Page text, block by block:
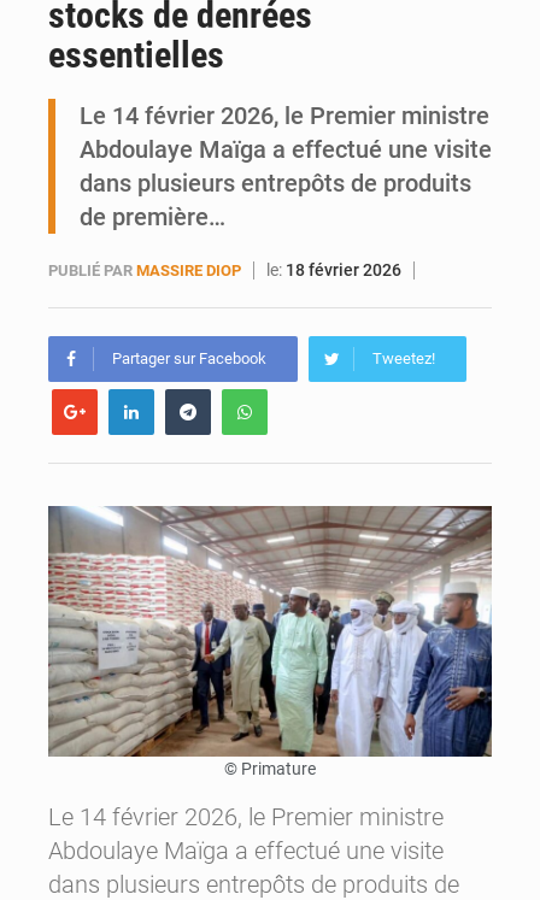
stocks de denrées
essentielles
Le 14 février 2026, le Premier ministre
Abdoulaye Maïga a effectué une visite
dans plusieurs entrepôts de produits
de première…
PUBLIÉ PAR MASSIRE DIOP le: 18 février 2026
Partager sur Facebook Tweetez!
© Primature
Le 14 février 2026, le Premier ministre
Abdoulaye Maïga a effectué une visite
dans plusieurs entrepôts de produits de